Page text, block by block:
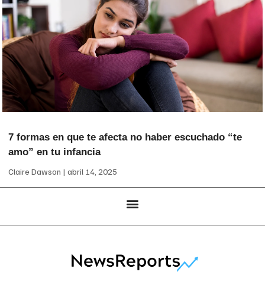
7 formas en que te afecta no haber escuchado “te
amo” en tu infancia
Claire Dawson abril 14, 2025